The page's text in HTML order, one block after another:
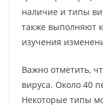
наличие и типы
также выполняют
изучения
Важно отметить,
вируса. Около 40
Некоторые типы